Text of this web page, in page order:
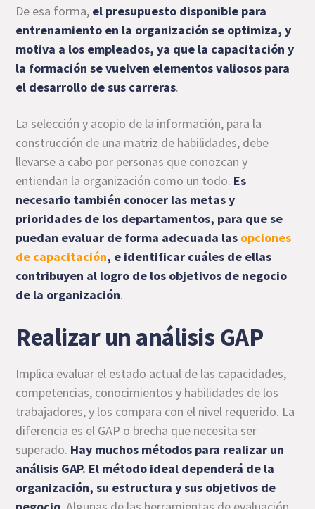
De esa forma, el presupuesto disponible para
entrenamiento en la organización se optimiza, y
motiva a los empleados, ya que la capacitación y
la formación se vuelven elementos valiosos para
el desarrollo de sus carreras.
La selección y acopio de la información, para la
construcción de una matriz de habilidades, debe
llevarse a cabo por personas que conozcan y
entiendan la organización como un todo. Es
necesario también conocer las metas y
prioridades de los departamentos, para que se
puedan evaluar de forma adecuada las opciones
de capacitación, e identificar cuáles de ellas
contribuyen al logro de los objetivos de negocio
de la organización.
Realizar un análisis GAP
Implica evaluar el estado actual de las capacidades,
competencias, conocimientos y habilidades de los
trabajadores, y los compara con el nivel requerido. La
diferencia es el GAP o brecha que necesita ser
superado. Hay muchos métodos para realizar un
análisis GAP. El método ideal dependerá de la
organización, su estructura y sus objetivos de